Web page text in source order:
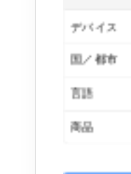
デバイス
国／都市
言語
商品